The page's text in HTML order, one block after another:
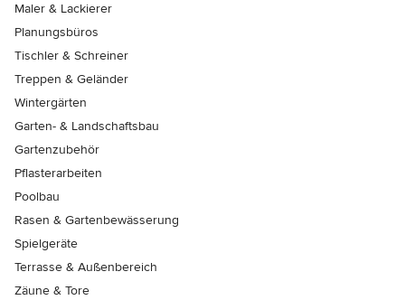
Maler & Lackierer
Planungsbüros
Tischler & Schreiner
Treppen & Geländer
Wintergärten
Garten- & Landschaftsbau
Gartenzubehör
Pflasterarbeiten
Poolbau
Rasen & Gartenbewässerung
Spielgeräte
Terrasse & Außenbereich
Zäune & Tore